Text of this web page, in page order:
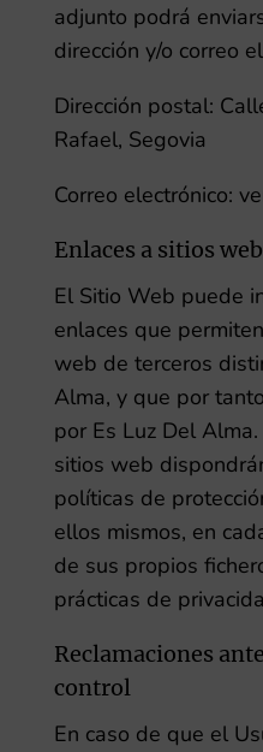
adjunto podrá
dirección y/o correo
Dirección postal:
Rafael, Segovia
Correo electrónico:
Enlaces a sitios
El Sitio Web puede
enlaces que
web de terceros
Alma, y que por
por Es Luz Del Alma
sitios web
políticas de
ellos mismos, en
de sus propios
prácticas de
Reclamaciones
control
En caso de que el